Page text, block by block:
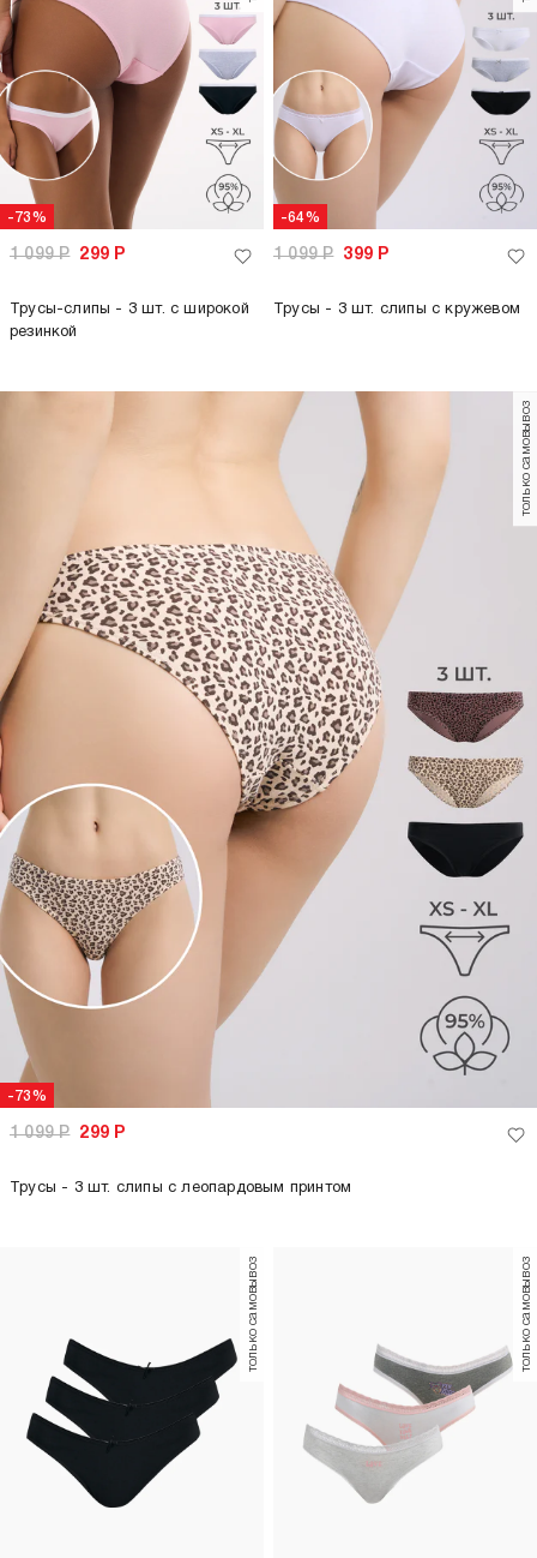
-73%
1 099Р 299 Р
Трусы-слипы - 3 шт. с широкой
резинкой
-64%
1 099Р 399 Р
Трусы - 3 шт. слипы с кружевом
-73%
только самовывоз
1 099Р 299 Р
Трусы - 3 шт. слипы с леопардовым принтом
только самовывоз только самовывоз